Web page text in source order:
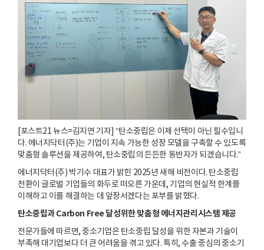
[포스트21 뉴스=김지연 기자] “탄소중립은 이제 선택이 아닌 필수입니
다. 에너지닥터(주)는 기업이 지속 가능한 성장 모델을 구축할 수 있도록
맞춤형 솔루션을 제공하여, 탄소중립의 든든한 동반자가 되겠습니다.”
에너지닥터(주) 박기수 대표가 밝힌 2025년 새해 비전이다. 탄소중립
전환이 글로벌 기업들의 화두로 떠오른 가운데, 기업의 현실적 한계를
이해하고 이를 해결하는 데 앞장서겠다는 포부를 밝혔다.
탄소중립과 Carbon Free 달성위한 맞춤형 에너지관리시스템 제공
전문가들에 따르면, 중소기업은 탄소중립 달성을 위한 자본과 기술이
부족해 대기업보다 더 큰 어려움을 겪고 있다. 특히, 수출 중심의 중소기